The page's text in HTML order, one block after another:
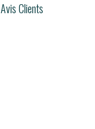
Avis Clients